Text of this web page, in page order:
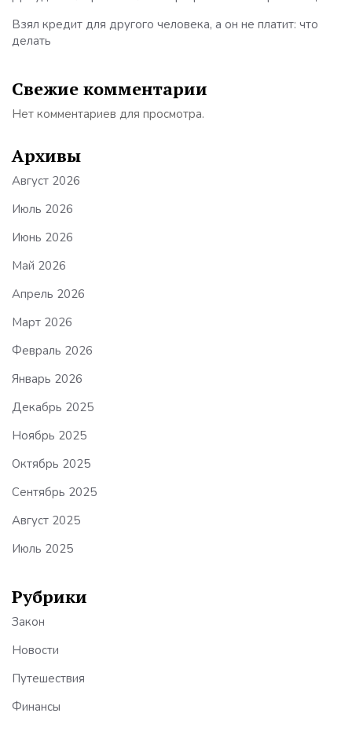
Взял кредит для другого человека, а он не платит: что
делать
Свежие комментарии
Нет комментариев для просмотра.
Архивы
Август 2026
Июль 2026
Июнь 2026
Май 2026
Апрель 2026
Март 2026
Февраль 2026
Январь 2026
Декабрь 2025
Ноябрь 2025
Октябрь 2025
Сентябрь 2025
Август 2025
Июль 2025
Рубрики
Закон
Новости
Путешествия
Финансы